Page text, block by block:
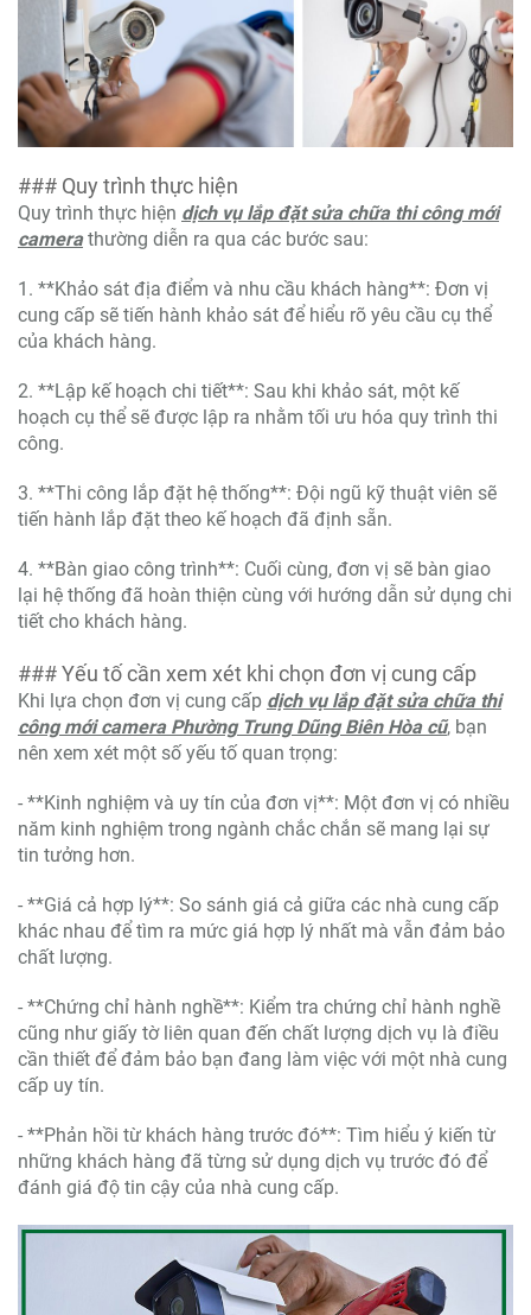
### Quy trình thực hiện
Quy trình thực hiện dịch vụ lắp đặt sửa chữa thi công mới
camerathường diễn ra qua các bước sau:
1. **Khảo sát địa điểm và nhu cầu khách hàng**: Đơn vị
cung cấp sẽ tiến hành khảo sát để hiểu rõ yêu cầu cụ thể
của khách hàng.
2. **Lập kế hoạch chi tiết**: Sau khi khảo sát, một kế
hoạch cụ thể sẽ được lập ra nhằm tối ưu hóa quy trình thi
công.
3. **Thi công lắp đặt hệ thống**: Đội ngũ kỹ thuật viên sẽ
tiến hành lắp đặt theo kế hoạch đã định sẵn.
4. **Bàn giao công trình**: Cuối cùng, đơn vị sẽ bàn giao
lại hệ thống đã hoàn thiện cùng với hướng dẫn sử dụng chi
tiết cho khách hàng.
### Yếu tố cần xem xét khi chọn đơn vị cung cấp
Khi lựa chọn đơn vị cung cấp dịch vụ lắp đặt sửa chữa thi
công mới camera Phường Trung Dũng Biên Hòa cũ, bạn
nên xem xét một số yếu tố quan trọng:
- **Kinh nghiệm và uy tín của đơn vị**: Một đơn vị có nhiều
năm kinh nghiệm trong ngành chắc chắn sẽ mang lại sự
tin tưởng hơn.
- **Giá cả hợp lý**: So sánh giá cả giữa các nhà cung cấp
khác nhau để tìm ra mức giá hợp lý nhất mà vẫn đảm bảo
chất lượng.
- **Chứng chỉ hành nghề**: Kiểm tra chứng chỉ hành nghề
cũng như giấy tờ liên quan đến chất lượng dịch vụ là điều
cần thiết để đảm bảo bạn đang làm việc với một nhà cung
cấp uy tín.
- **Phản hồi từ khách hàng trước đó**: Tìm hiểu ý kiến từ
những khách hàng đã từng sử dụng dịch vụ trước đó để
đánh giá độ tin cậy của nhà cung cấp.